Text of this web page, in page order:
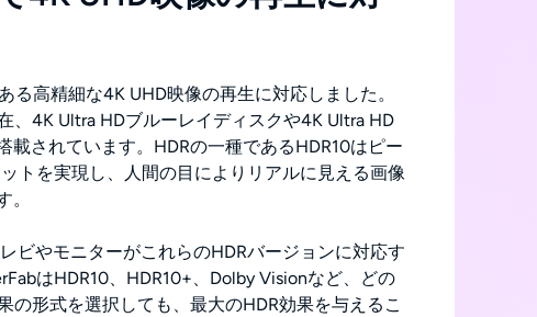
る高精細な4K UHD映像の再生に対応しました。
、4K Ultra HDブルーレイディスクや4K Ultra HD
載されています。HDRの一種であるHDR10はピー
トを実現し、人間の目によりリアルに見える画像
。
ビやモニターがこれらのHDRバージョンに対応す
はHDR10、HDR10+、Dolby Visionなど、どの
の形式を選択しても、最大のHDR効果を与えるこ